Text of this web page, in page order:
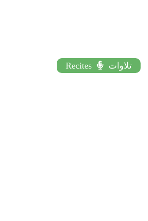
Recites تلاوات